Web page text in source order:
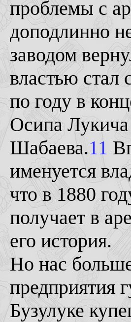
проблемы с
доподлинно
заводом
властью стал
по году в
Осипа
Шабаева.11
именуется
что в 1880
получает в
его история.
Но нас
предприятия
Бузулуке